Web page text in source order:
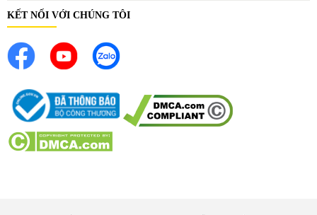
Rapido RSB07-S giúp phân tích chi tiết thành phần cơ thể
để bạn biết được liệu mình đang giảm mỡ hay giảm cơ, từ
đó điều chỉnh phương pháp tập luyện phù hợp.
Phù hợp cho cả gia đình
Nhờ khả năng lưu trữ dữ liệu nhiều người dùng, mỗi thành
viên trong gia đình đều có thể theo dõi tình trạng sức khỏe
của mình trên cùng một thiết bị. Đây là giải pháp tiện lợi
giúp mọi người cùng xây dựng lối sống lành mạnh.
KẾT NỐI VỚI CHÚNG TÔI